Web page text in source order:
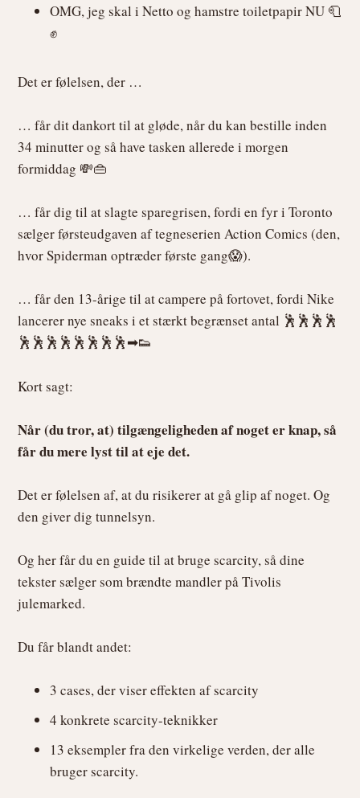
OMG, jeg skal i Netto og hamstre toiletpapir NU 🧻
✊
Det er følelsen, der …
… får dit dankort til at gløde, når du kan bestille inden
34 minutter og så have tasken allerede i morgen
formiddag 💸👜
… får dig til at slagte sparegrisen, fordi en fyr i Toronto
sælger førsteudgaven af tegneserien Action Comics (den,
hvor Spiderman optræder første gang😱).
… får den 13-årige til at campere på fortovet, fordi Nike
lancerer nye sneaks i et stærkt begrænset antal 🕺🕺🕺🕺
🕺🕺🕺🕺🕺🕺🕺🕺➡👟
Kort sagt:
Når (du tror, at) tilgængeligheden af noget er knap, så
får du mere lyst til at eje det.
Det er følelsen af, at du risikerer at gå glip af noget. Og
den giver dig tunnelsyn.
Og her får du en guide til at bruge scarcity, så dine
tekster sælger som brændte mandler på Tivolis
julemarked.
Du får blandt andet:
3 cases, der viser effekten af scarcity
4 konkrete scarcity-teknikker
13 eksempler fra den virkelige verden, der alle
bruger scarcity.